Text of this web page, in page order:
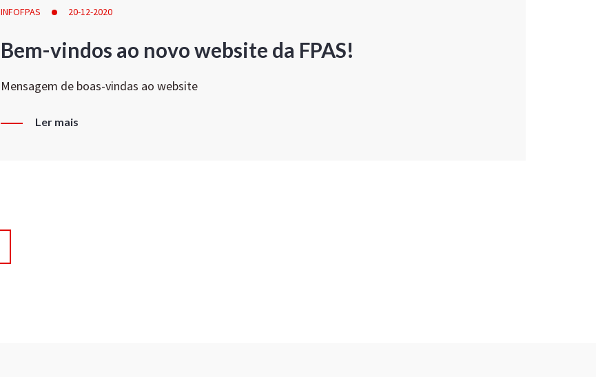
INFOFPAS 20-12-2020
Bem-vindos ao novo website da FPAS!
Mensagem de boas-vindas ao website
Ler mais